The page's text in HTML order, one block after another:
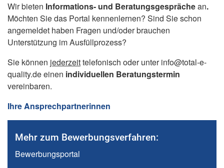
Wir bieten Informations- und Beratungsgesprächean.
Möchten Sie das Portal kennenlernen? Sind Sie schon
angemeldet haben Fragen und/oder brauchen
Unterstützung im Ausfüllprozess?
Sie können jederzeittelefonisch oder unter info@total-e-
quality.de einen individuellen Beratungstermin
vereinbaren.
Ihre Ansprechpartnerinnen
Mehr zum Bewerbungsverfahren:
Bewerbungsportal